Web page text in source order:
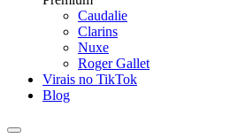
Caudalie
Clarins
Nuxe
Roger Gallet
Virais no TikTok
Blog